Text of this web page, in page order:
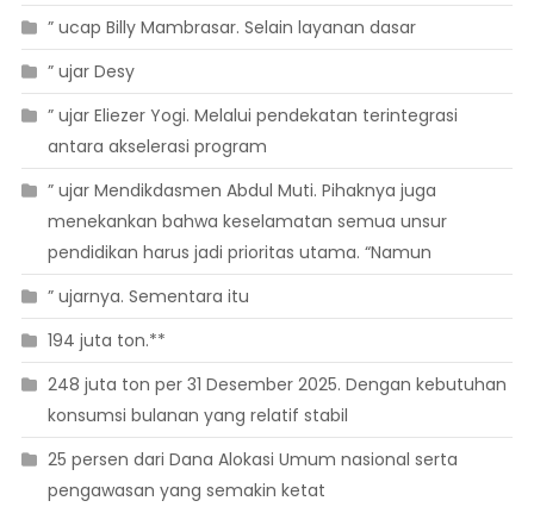
” ucap Billy Mambrasar. Selain layanan dasar
” ujar Desy
” ujar Eliezer Yogi. Melalui pendekatan terintegrasi
antara akselerasi program
” ujar Mendikdasmen Abdul Muti. Pihaknya juga
menekankan bahwa keselamatan semua unsur
pendidikan harus jadi prioritas utama. “Namun
” ujarnya. Sementara itu
194 juta ton.**
248 juta ton per 31 Desember 2025. Dengan kebutuhan
konsumsi bulanan yang relatif stabil
25 persen dari Dana Alokasi Umum nasional serta
pengawasan yang semakin ketat